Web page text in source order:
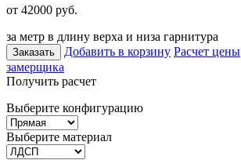
от 42000 руб.
за метр в длину верха и низа гарнитура
Заказать Добавить в корзину Расчет цены
замерщика
Получить расчет
Выберите конфигурацию
Выберите материал